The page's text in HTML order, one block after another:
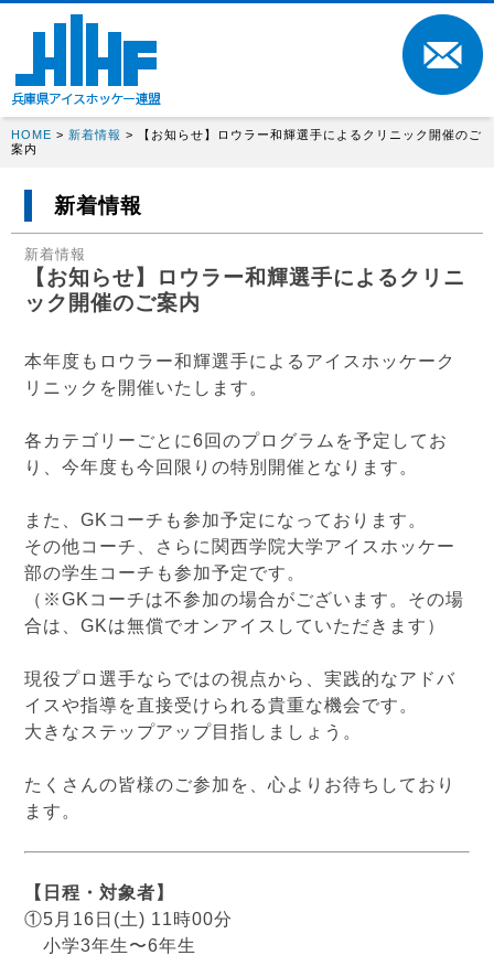
HOME > 新着情報 > 【お知らせ】ロウラー和輝選手によるクリニック開催のご
案内
新着情報
新着情報
【お知らせ】ロウラー和輝選手によるクリニ
ック開催のご案内
本年度もロウラー和輝選手によるアイスホッケーク
リニックを開催いたします。
各カテゴリーごとに6回のプログラムを予定してお
り、今年度も今回限りの特別開催となります。
また、GKコーチも参加予定になっております。
その他コーチ、さらに関西学院大学アイスホッケー
部の学生コーチも参加予定です。
（※GKコーチは不参加の場合がございます。その場
合は、GKは無償でオンアイスしていただきます）
現役プロ選手ならではの視点から、実践的なアドバ
イスや指導を直接受けられる貴重な機会です。
大きなステップアップ目指しましょう。
たくさんの皆様のご参加を、心よりお待ちしており
ます。
【日程・対象者】
①5月16日(土) 11時00分
小学3年生〜6年生